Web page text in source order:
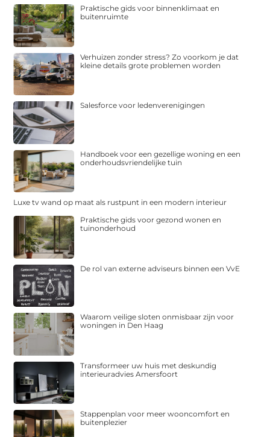
Praktische gids voor binnenklimaat en
buitenruimte
Verhuizen zonder stress? Zo voorkom je dat
kleine details grote problemen worden
Salesforce voor ledenverenigingen
Handboek voor een gezellige woning en een
onderhoudsvriendelijke tuin
Luxe tv wand op maat als rustpunt in een modern interieur
Praktische gids voor gezond wonen en
tuinonderhoud
De rol van externe adviseurs binnen een VvE
Waarom veilige sloten onmisbaar zijn voor
woningen in Den Haag
Transformeer uw huis met deskundig
interieuradvies Amersfoort
Stappenplan voor meer wooncomfort en
buitenplezier